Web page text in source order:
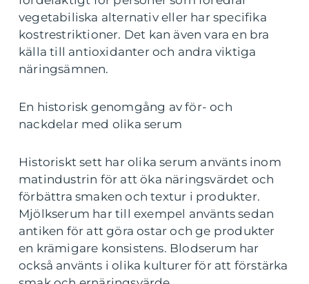
vegetabiliska alternativ eller har specifika
kostrestriktioner. Det kan även vara en bra
källa till antioxidanter och andra viktiga
näringsämnen.
En historisk genomgång av för- och
nackdelar med olika serum
Historiskt sett har olika serum använts inom
matindustrin för att öka näringsvärdet och
förbättra smaken och textur i produkter.
Mjölkserum har till exempel använts sedan
antiken för att göra ostar och ge produkter
en krämigare konsistens. Blodserum har
också använts i olika kulturer för att förstärka